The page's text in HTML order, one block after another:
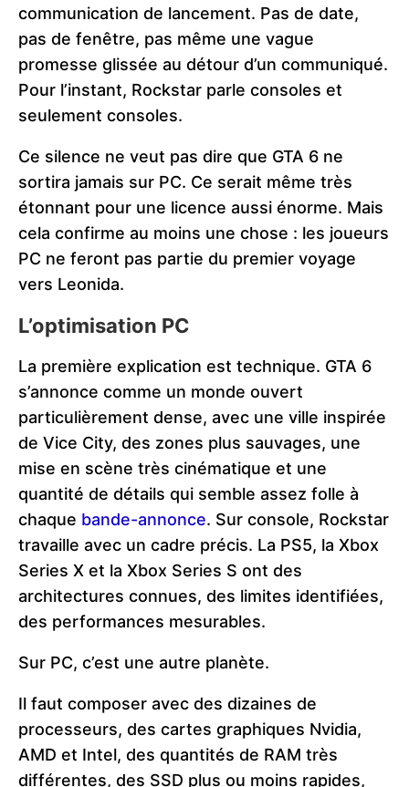
communication de lancement. Pas de date,
pas de fenêtre, pas même une vague
promesse glissée au détour d’un communiqué.
Pour l’instant, Rockstar parle consoles et
seulement consoles.
Ce silence ne veut pas dire que GTA 6 ne
sortira jamais sur PC. Ce serait même très
étonnant pour une licence aussi énorme. Mais
cela confirme au moins une chose : les joueurs
PC ne feront pas partie du premier voyage
vers Leonida.
L’optimisation PC
La première explication est technique. GTA 6
s’annonce comme un monde ouvert
particulièrement dense, avec une ville inspirée
de Vice City, des zones plus sauvages, une
mise en scène très cinématique et une
quantité de détails qui semble assez folle à
chaque bande-annonce. Sur console, Rockstar
travaille avec un cadre précis. La PS5, la Xbox
Series X et la Xbox Series S ont des
architectures connues, des limites identifiées,
des performances mesurables.
Sur PC, c’est une autre planète.
Il faut composer avec des dizaines de
processeurs, des cartes graphiques Nvidia,
AMD et Intel, des quantités de RAM très
différentes, des SSD plus ou moins rapides,